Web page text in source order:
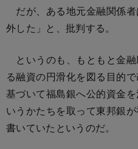
だが、ある地元金融関係
外した」と、批判する。
というのも、もともと金
る融資の円滑化を図る目的
基づいて福島銀へ公的資金
いうかたちを取って東邦銀
書いていたというのだ。